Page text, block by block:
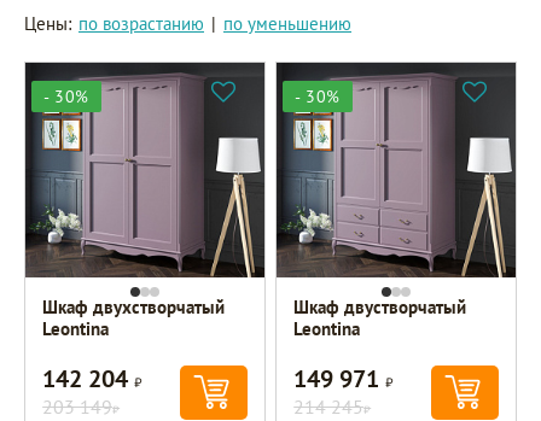
Цены: по возрастанию | по уменьшению
- 30%
Шкаф двухстворчатый
Leontina
142 204Р
203 149Р
- 30%
Шкаф двустворчатый
Leontina
149 971Р
214 245Р